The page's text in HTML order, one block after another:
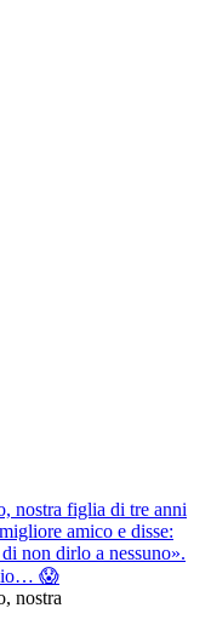
nostra figlia di tre anni
amico e disse:
non dirlo a nessuno».
😱
nostra